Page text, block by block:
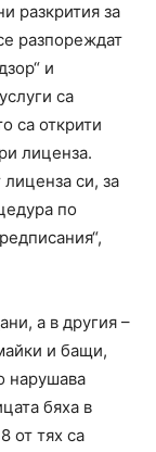
разкрития за
разпореждат
и
са
са открити
лиценза.
лиценза си, за
по
а в другия –
и бащи,
нарушава
бяха в
от тях са